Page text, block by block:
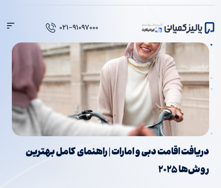
محتوا
۰۲۱-۹۱۰۹۷۰۰۰
دریافت اقامت دبی و امارات | راهنمای کامل بهترین
روش‌ها ۲۰۲۵